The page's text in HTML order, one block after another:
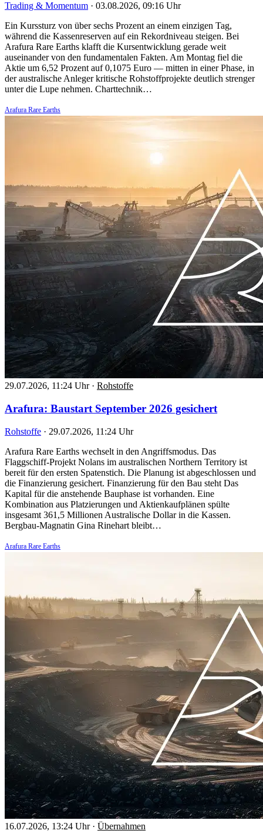
Trading & Momentum · 03.08.2026, 09:16 Uhr
Ein Kurssturz von über sechs Prozent an einem einzigen Tag,
während die Kassenreserven auf ein Rekordniveau steigen. Bei
Arafura Rare Earths klafft die Kursentwicklung gerade weit
auseinander von den fundamentalen Fakten. Am Montag fiel die
Aktie um 6,52 Prozent auf 0,1075 Euro — mitten in einer Phase, in
der australische Anleger kritische Rohstoffprojekte deutlich strenger
unter die Lupe nehmen. Charttechnik…
Arafura Rare Earths
29.07.2026, 11:24 Uhr · Rohstoffe
Arafura: Baustart September 2026 gesichert
Rohstoffe · 29.07.2026, 11:24 Uhr
Arafura Rare Earths wechselt in den Angriffsmodus. Das
Flaggschiff-Projekt Nolans im australischen Northern Territory ist
bereit für den ersten Spatenstich. Die Planung ist abgeschlossen und
die Finanzierung gesichert. Finanzierung für den Bau steht Das
Kapital für die anstehende Bauphase ist vorhanden. Eine
Kombination aus Platzierungen und Aktienkaufplänen spülte
insgesamt 361,5 Millionen Australische Dollar in die Kassen.
Bergbau-Magnatin Gina Rinehart bleibt…
Arafura Rare Earths
16.07.2026, 13:24 Uhr · Übernahmen